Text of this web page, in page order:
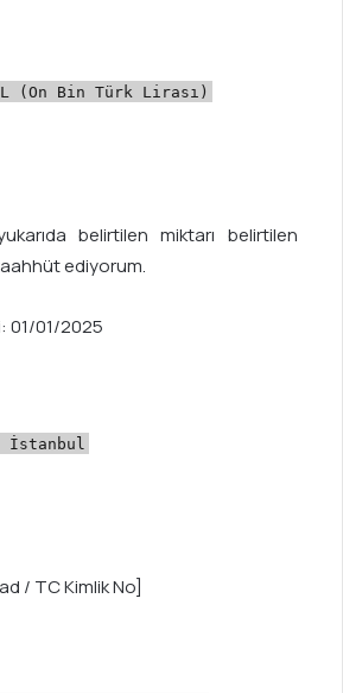
(On Bin Türk Lirası)
belirtilen miktarı belirtilen
ediyorum.
01/01/2025
İstanbul
/ TCKimlikNo]